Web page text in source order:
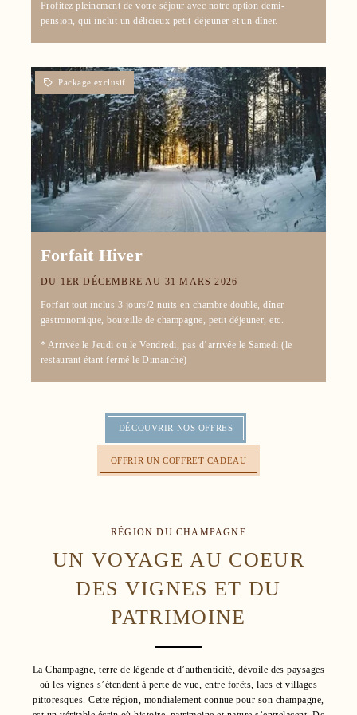
Profitez pleinement de votre séjour avec notre option demi-
pension, qui inclut un délicieux petit-déjeuner et un dîner.
Forfait Hiver
DU 1ER DÉCEMBRE AU 31 MARS 2026
Forfait tout inclus 3 jours/2 nuits en chambre double, dîner
gastronomique, bouteille de champagne, petit déjeuner, etc.
* Arrivée le Jeudi ou le Vendredi, pas d’arrivée le Samedi (le
restaurant étant fermé le Dimanche)
DÉCOUVRIR NOS OFFRES
OFFRIR UN COFFRET CADEAU
RÉGION DU CHAMPAGNE
UN VOYAGE AU COEUR
DES VIGNES ET DU
PATRIMOINE
La Champagne, terre de légende et d’authenticité, dévoile des paysages
où les vignes s’étendent à perte de vue, entre forêts, lacs et villages
pittoresques. Cette région, mondialement connue pour son champagne,